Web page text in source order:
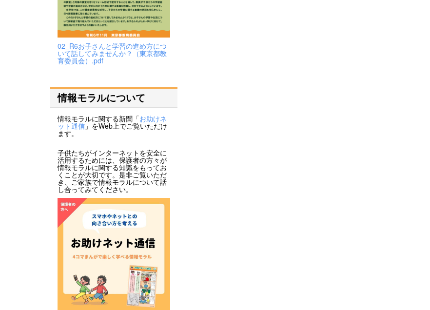
02_R6お子さんと学習の進め方につ
いて話してみませんか？（東京都教
育委員会）.pdf
情報モラルについて
情報モラルに関する新聞「お助けネ
ット通信 」をWeb上でご覧いただけ
ます。
子供たちがインターネットを安全に
活用するためには、保護者の方々が
情報モラルに関する知識をもってお
くことが大切です。是非ご覧いただ
き、ご家族で情報モラルについて話
し合ってみてください。